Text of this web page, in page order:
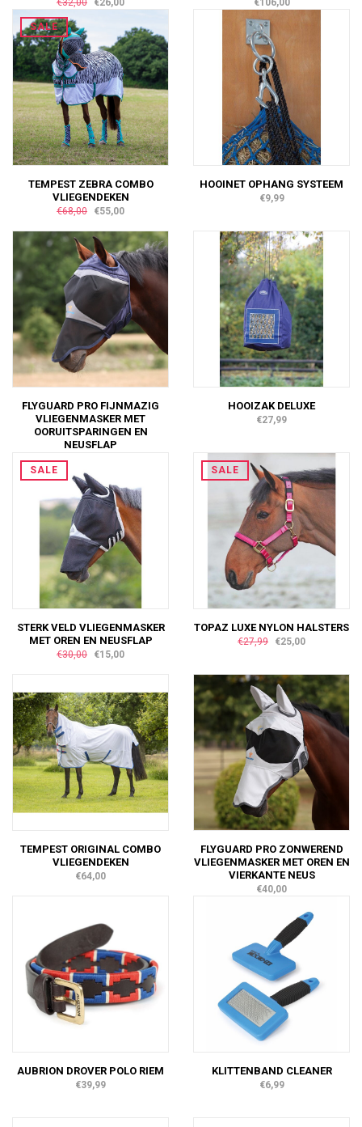
€32,00 €26,00 €106,00
SALE
TEMPEST ZEBRA COMBO
VLIEGENDEKEN
€68,00 €55,00
HOOINET OPHANG SYSTEEM
€9,99
FLYGUARD PRO FIJNMAZIG
VLIEGENMASKER MET
OORUITSPARINGEN EN
NEUSFLAP
HOOIZAK DELUXE
€27,99
SALE
STERK VELD VLIEGENMASKER
MET OREN EN NEUSFLAP
€30,00 €15,00
SALE
TOPAZ LUXE NYLON HALSTERS
€27,99 €25,00
TEMPEST ORIGINAL COMBO
VLIEGENDEKEN
€64,00
FLYGUARD PRO ZONWEREND
VLIEGENMASKER MET OREN EN
VIERKANTE NEUS
€40,00
AUBRION DROVER POLO RIEM
€39,99
KLITTENBAND CLEANER
€6,99